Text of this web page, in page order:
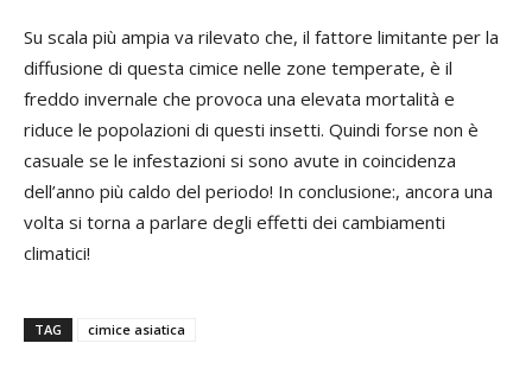
Su scala più ampia va rilevato che, il fattore limitante per la
diffusione di questa cimice nelle zone temperate, è il
freddo invernale che provoca una elevata mortalità e
riduce le popolazioni di questi insetti. Quindi forse non è
casuale se le infestazioni si sono avute in coincidenza
dell’anno più caldo del periodo! In conclusione:, ancora una
volta si torna a parlare degli effetti dei cambiamenti
climatici!
TAG cimice asiatica